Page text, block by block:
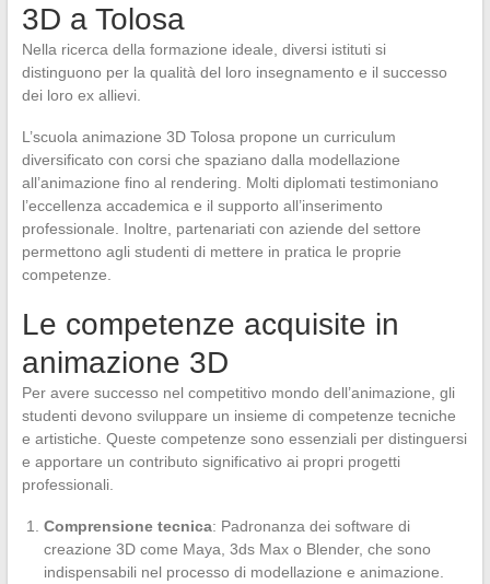
3D a Tolosa
Nella ricerca della formazione ideale, diversi istituti si
distinguono per la qualità del loro insegnamento e il successo
dei loro ex allievi.
L’scuola animazione 3D Tolosa propone un curriculum
diversificato con corsi che spaziano dalla modellazione
all’animazione fino al rendering. Molti diplomati testimoniano
l’eccellenza accademica e il supporto all’inserimento
professionale. Inoltre, partenariati con aziende del settore
permettono agli studenti di mettere in pratica le proprie
competenze.
Le competenze acquisite in
animazione 3D
Per avere successo nel competitivo mondo dell’animazione, gli
studenti devono sviluppare un insieme di competenze tecniche
e artistiche. Queste competenze sono essenziali per distinguersi
e apportare un contributo significativo ai propri progetti
professionali.
Comprensione tecnica: Padronanza dei software di
creazione 3D come Maya, 3ds Max o Blender, che sono
indispensabili nel processo di modellazione e animazione.